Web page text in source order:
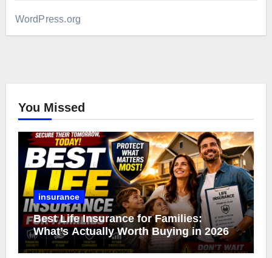
WordPress.org
You Missed
insurance
Best Life Insurance for Families:
What’s Actually Worth Buying in 2026